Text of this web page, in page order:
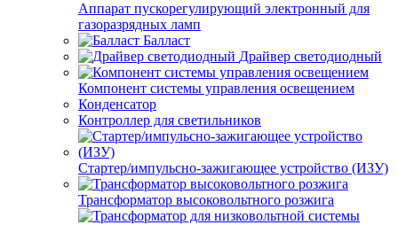
Аппарат пускорегулирующий электронный для
газоразрядных ламп
Балласт
Драйвер светодиодный
Компонент системы управления освещением
Конденсатор
Контроллер для светильников
Стартер/импульсно-зажигающее устройство (ИЗУ)
Трансформатор высоковольтного розжига